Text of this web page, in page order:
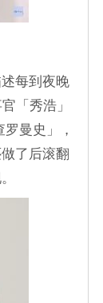
述每到夜晚
「秀浩」
曼史」，
了后滚翻